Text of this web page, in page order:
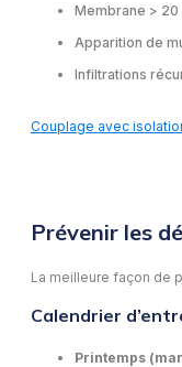
Membrane >
Apparition de
Infiltrations
Couplage avec
Prévenir les
La meilleure façon de
Calendrier
Printemps